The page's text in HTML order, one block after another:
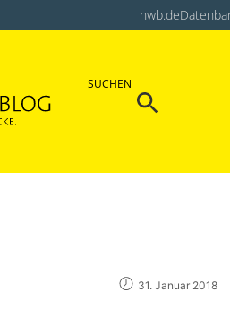
nwb.de
SUCHEN
Search
31. Januar 2018